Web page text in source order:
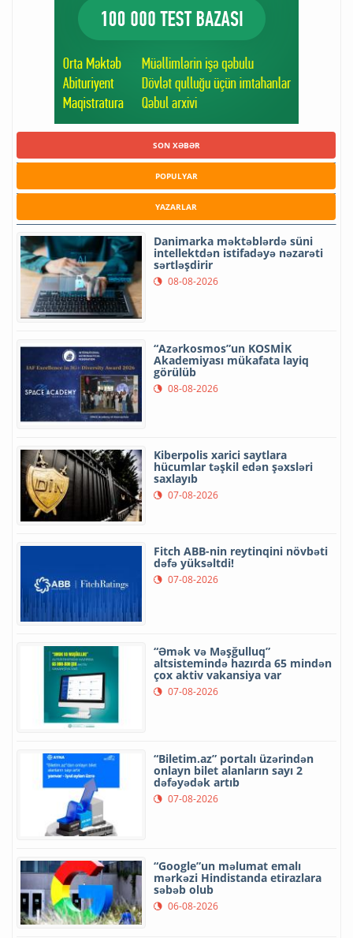
SON XƏBƏR
POPULYAR
YAZARLAR
Danimarka məktəblərdə süni
intellektdən istifadəyə nəzarəti
sərtləşdirir
08-08-2026
“Azərkosmos”un KOSMİK
Akademiyası mükafata layiq
görülüb
08-08-2026
Kiberpolis xarici saytlara
hücumlar təşkil edən şəxsləri
saxlayıb
07-08-2026
Fitch ABB-nin reytinqini növbəti
dəfə yüksəltdi!
07-08-2026
“Əmək və Məşğulluq”
altsistemində hazırda 65 mindən
çox aktiv vakansiya var
07-08-2026
“Biletim.az” portalı üzərindən
onlayn bilet alanların sayı 2
dəfəyədək artıb
07-08-2026
“Google”un məlumat emalı
mərkəzi Hindistanda etirazlara
səbəb olub
06-08-2026